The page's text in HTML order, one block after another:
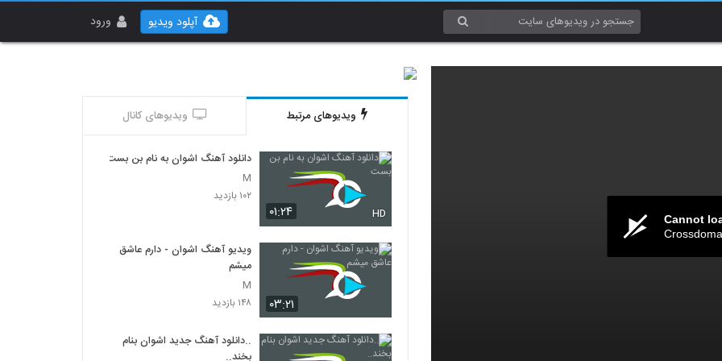
ورود آپلود ویدیو
Cannot
ویدیوهای مرتبط ویدیوهای کانال
۰۱:۲۴ HD
دانلود آهنگ اشوان به نام بن بست
M
۱۰۲ بازدید
۰۳:۲۱
ویدیو آهنگ اشوان - دارم عاشق
میشم
M
۱۴۸ بازدید
..دانلود آهنگ جدید اشوان بنام
بخند..